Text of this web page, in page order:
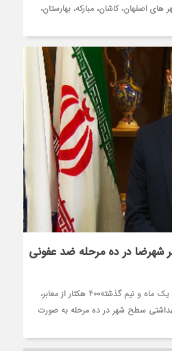
اصفهان، کاشان، مبارکه، بهارستان،
شهرضا در ده مرحله ضد عفونی
سیناخبر- شهردار شهرضا گفت: طی یک ماه و نیم گذشته400 هکتار از معابر،
سطح شهر در ده مرحله به صورت